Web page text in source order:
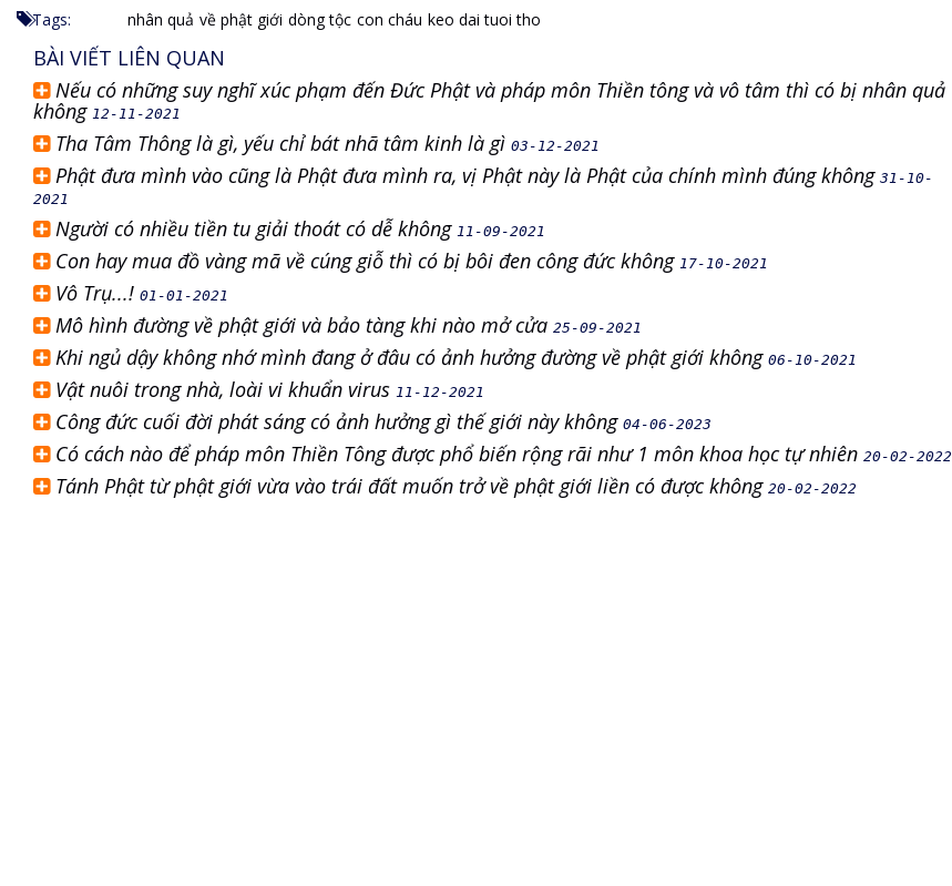
Tags: nhân quả về phật giới dòng tộc con cháu keo dai tuoi tho
BÀI VIẾT LIÊN QUAN
Nếu có những suy nghĩ xúc phạm đến Đức Phật và pháp môn Thiền tông và vô tâm thì có bị nhân quả
không 12-11-2021
Tha Tâm Thông là gì, yếu chỉ bát nhã tâm kinh là gì 03-12-2021
Phật đưa mình vào cũng là Phật đưa mình ra, vị Phật này là Phật của chính mình đúng không 31-10-
2021
Người có nhiều tiền tu giải thoát có dễ không 11-09-2021
Con hay mua đồ vàng mã về cúng giỗ thì có bị bôi đen công đức không 17-10-2021
Vô Trụ...! 01-01-2021
Mô hình đường về phật giới và bảo tàng khi nào mở cửa 25-09-2021
Khi ngủ dậy không nhớ mình đang ở đâu có ảnh hưởng đường về phật giới không 06-10-2021
Vật nuôi trong nhà, loài vi khuẩn virus 11-12-2021
Công đức cuối đời phát sáng có ảnh hưởng gì thế giới này không 04-06-2023
Có cách nào để pháp môn Thiền Tông được phổ biến rộng rãi như 1 môn khoa học tự nhiên 20-02-2022
Tánh Phật từ phật giới vừa vào trái đất muốn trở về phật giới liền có được không 20-02-2022